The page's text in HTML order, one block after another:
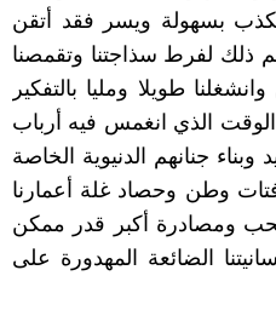
بسهولة ويسر فقد أتقن
ذلك لفرط سذاجتنا وتقمصنا
طويلا ومليا بالتفكير
الوقت الذي انغمس فيه أرباب
جنانهم الدنيوية الخاصة
وطن وحصاد غلة أعمارنا
ومصادرة أكبر قدر ممكن
الضائعة المهدورة على